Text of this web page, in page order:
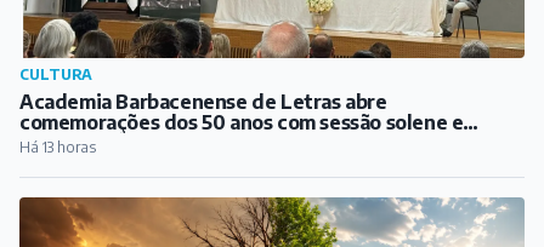
ARTICULISTAS
Mudanças climáticas: o discurso que esconde a
verdadeira tragédia
Há 14 horas